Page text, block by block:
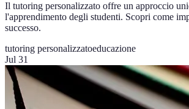
Il tutoring personalizzato offre un approccio
l'apprendimento degli studenti. Scopri come
successo.
tutoring personalizzatoeducazione
Jul 31